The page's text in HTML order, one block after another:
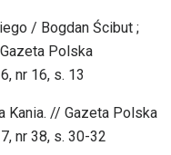
/ Bogdan Ścibut ;
Polska
nr 16, s. 13
Kania. // Gazeta Polska
nr 38, s. 30-32